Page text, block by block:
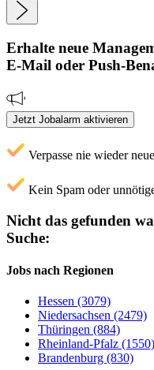
Erhalte neue
E-Mail oder Push-
Jetzt Jobalarm aktivieren
Verpasse nie wieder
Kein Spam oder
Nicht das gefunden
Suche:
Jobs nach Regionen
Hessen (3079)
Niedersachsen (2479)
Thüringen (884)
Rheinland-Pfalz (1550)
Brandenburg (830)